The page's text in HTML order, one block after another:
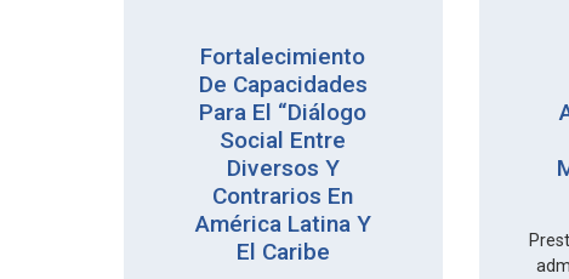
Fortalecimiento
De Capacidades
Para El “Diálogo
Social Entre
Diversos Y
Contrarios En
América Latina Y
El Caribe